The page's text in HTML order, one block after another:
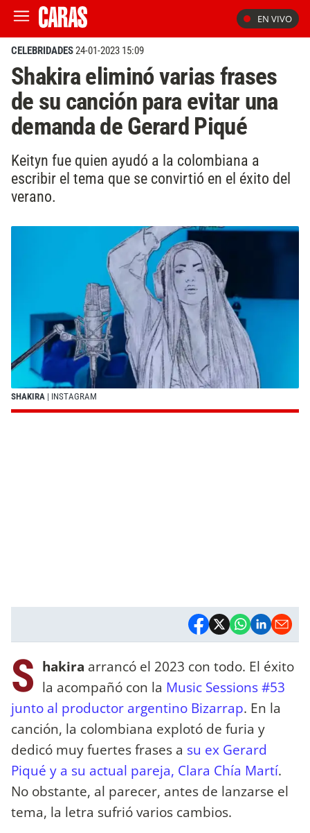
EN VIVO
CELEBRIDADES24-01-2023 15:09
Shakira eliminó varias frases
de su canción para evitar una
demanda de Gerard Piqué
Keityn fue quien ayudó a la colombiana a
escribir el tema que se convirtió en el éxito del
verano.
SHAKIRA | INSTAGRAM
S hakira arrancó el 2023 con todo. El éxito
la acompañó con la Music Sessions #53
junto al productor argentino Bizarrap. En la
canción, la colombiana explotó de furia y
dedicó muy fuertes frases a su ex Gerard
Piqué y a su actual pareja, Clara Chía Martí.
No obstante, al parecer, antes de lanzarse el
tema, la letra sufrió varios cambios.